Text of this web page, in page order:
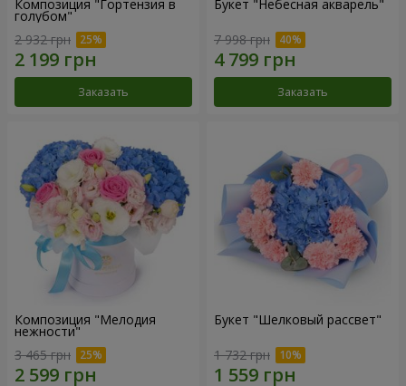
Композиция "Гортензия в
голубом"
2 932 грн
Заказать
Букет "Небесная акварель"
7 998 грн
Заказать
Композиция "Мелодия
нежности"
3 465 грн
Букет "Шелковый рассвет"
1 732 грн